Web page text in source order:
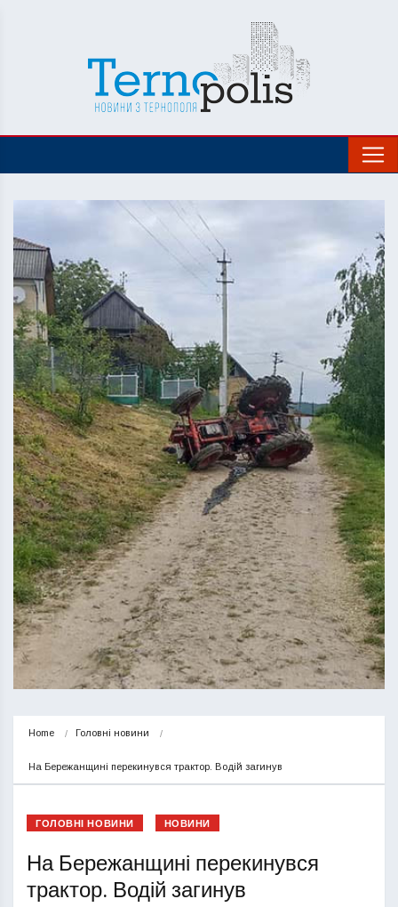
Home Головні новини
На Бережанщині перекинувся трактор. Водій загинув
ГОЛОВНІ НОВИНИ НОВИНИ
На Бережанщині перекинувся
трактор. Водій загинув